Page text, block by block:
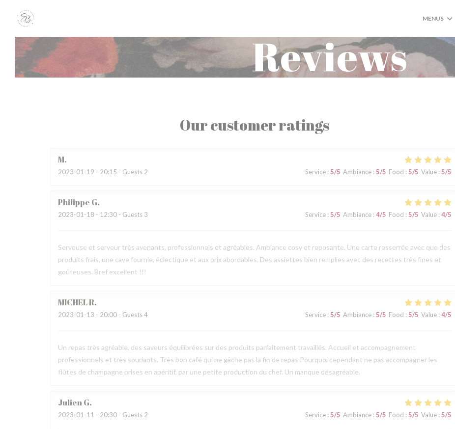
MENUS
Reviews
Our customer ratings
M
2023-01-19 - 20:15 - Guests 2 Service: 5/5 Ambiance: 5/5 Food : 5/5 Value: 5/5
Philippe G
2023-01-18 - 12:30 - Guests 3 Service: 5/5 Ambiance: 4/5 Food : 5/5 Value: 4/5
Serveuse et serveur très avenants, professionnels et agréables. Ambiance cosy et reposante. Une carte resserrée avec que des
produits frais, une cave fournie, éclectique et aux prix abordables. Des assiettes bien remplies avec des recettes très fines et
goûteuses. Bref excellent !!!
MICHELR
2023-01-13 - 20:00 - Guests 4 Service: 5/5 Ambiance: 5/5 Food : 5/5 Value: 4/5
Un repas très agréable, des saveurs équilibrées sur des produits parfaitement travaillés. Accueil et accompagnement
professionnels et très souriants. Très bon café qui ne gâche pas la fin de repas.Pourquoi cependant ne pas accompagner les
flûtes de champagne prises en apéritif, par une petite production du chef. Un manque désagréable.
JulienG
2023-01-11 - 20:30 - Guests 2 Service: 5/5 Ambiance: 5/5 Food : 5/5 Value: 5/5